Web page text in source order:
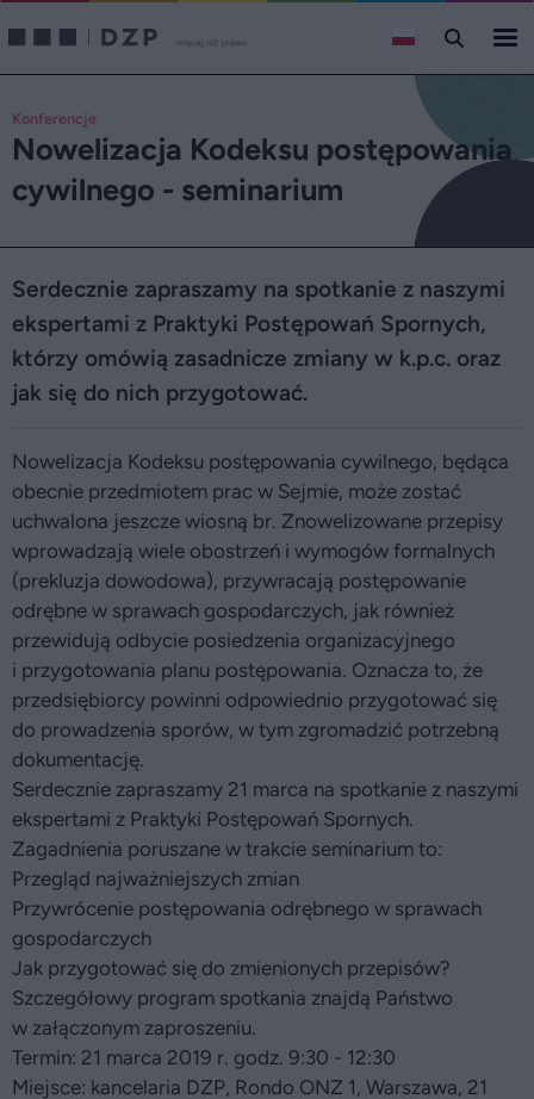
Konferencje
Nowelizacja Kodeksu postępowania
cywilnego - seminarium
Serdecznie zapraszamy na spotkanie z naszymi
ekspertami z Praktyki Postępowań Spornych,
którzy omówią zasadnicze zmiany w k.p.c. oraz
jak się do nich przygotować.
Nowelizacja Kodeksu postępowania cywilnego, będąca
obecnie przedmiotem prac w Sejmie, może zostać
uchwalona jeszcze wiosną br. Znowelizowane przepisy
wprowadzają wiele obostrzeń i wymogów formalnych
(prekluzja dowodowa), przywracają postępowanie
odrębne w sprawach gospodarczych, jak również
przewidują odbycie posiedzenia organizacyjnego
i przygotowania planu postępowania. Oznacza to, że
przedsiębiorcy powinni odpowiednio przygotować się
do prowadzenia sporów, w tym zgromadzić potrzebną
dokumentację.
Serdecznie zapraszamy 21 marca na spotkanie z naszymi
ekspertami z Praktyki Postępowań Spornych.
Zagadnienia poruszane w trakcie seminarium to:
Przegląd najważniejszych zmian
Przywrócenie postępowania odrębnego w sprawach
gospodarczych
Jak przygotować się do zmienionych przepisów?
Szczegółowy program spotkania znajdą Państwo
w załączonym zaproszeniu.
Termin: 21 marca 2019 r. godz. 9:30 - 12:30
Miejsce: kancelaria DZP, Rondo ONZ 1, Warszawa, 21